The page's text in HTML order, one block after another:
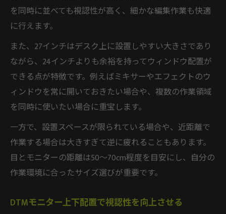
を同時に並べても視認性が高く、細かな編集作業も快適
に行えます。
また、27インチはデスク上に設置しやすい大きさであり
ながら、24インチよりも余裕を持ってウィンドウ配置が
できる点が特徴です。例えばミキサーやエフェクトのウ
ィンドウを常に開いておきたい場合や、複数の作業領域
を同時に使いたい場合に重宝します。
一方で、設置スペースが限られている場合や、近距離で
作業する場合は大きすぎて逆に疲れることもあります。
目とモニターの距離は50〜70cm程度を目安にし、自分の
作業環境に合ったサイズ選びが重要です。
DTMモニター上下配置で視認性を向上させる